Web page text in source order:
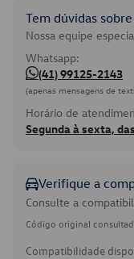
Tem dúvidas
Nossa equipe
Whatsapp:
(41) 99125-2143
(apenas mensagens de
Horário de
Segunda à sexta,
Verifique a
Consulte a
Código original
Compatibilidade